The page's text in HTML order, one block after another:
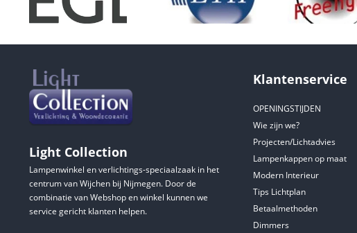
Light Collection
Lampenwinkel en verlichtings-speciaalzaak in het
centrum van Wijchen bij Nijmegen. Door de
combinatie van Webshop en winkel kunnen we
service gericht klanten helpen.
Klantenservice
OPENINGSTIJDEN
Wie zijn we?
Projecten/Lichtadvies
Lampenkappen op maat
Modern Interieur
Tips Lichtplan
Betaalmethoden
Dimmers